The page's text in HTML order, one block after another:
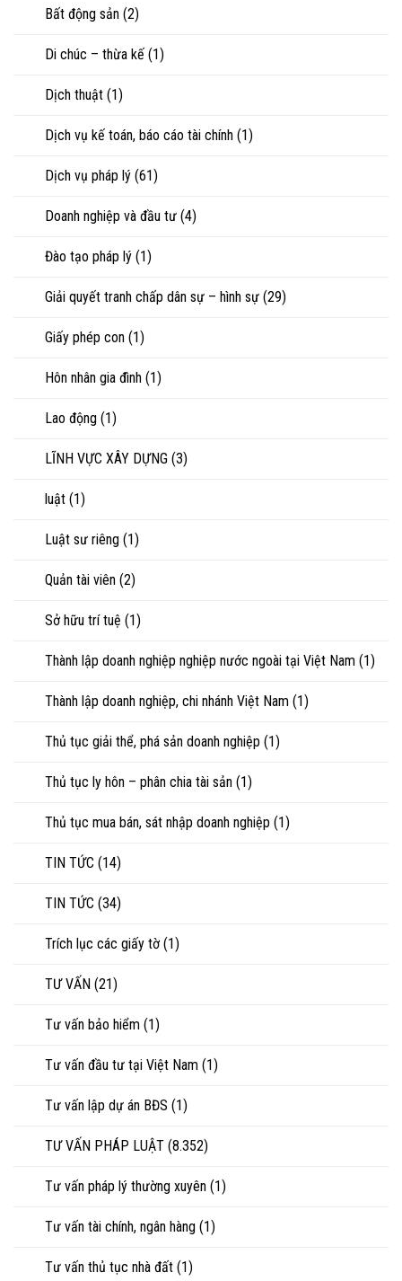
chấp
Bất động sản (2)
Di chúc – thừa kế (1)
Dịch thuật (1)
Dịch vụ kế toán, báo cáo tài chính (1)
Dịch vụ pháp lý (61)
Doanh nghiệp và đầu tư (4)
Đào tạo pháp lý (1)
Giải quyết tranh chấp dân sự – hình sự (29)
Giấy phép con (1)
Hôn nhân gia đình (1)
Lao động (1)
LĨNH VỰC XÂY DỰNG (3)
luật (1)
Luật sư riêng (1)
Quản tài viên (2)
Sở hữu trí tuệ (1)
Thành lập doanh nghiệp nghiệp nước ngoài tại Việt Nam (1)
Thành lập doanh nghiệp, chi nhánh Việt Nam (1)
Thủ tục giải thể, phá sản doanh nghiệp (1)
Thủ tục ly hôn – phân chia tài sản (1)
Thủ tục mua bán, sát nhập doanh nghiệp (1)
TIN TỨC (14)
TIN TỨC (34)
Trích lục các giấy tờ (1)
TƯ VẤN (21)
Tư vấn bảo hiểm (1)
Tư vấn đầu tư tại Việt Nam (1)
Tư vấn lập dự án BĐS (1)
TƯ VẤN PHÁP LUẬT (8.352)
Tư vấn pháp lý thường xuyên (1)
Tư vấn tài chính, ngân hàng (1)
Tư vấn thủ tục nhà đất (1)